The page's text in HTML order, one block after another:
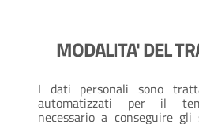
MODALITA' DEL
I dati personali sono
automatizzati per il
necessario a conseguire